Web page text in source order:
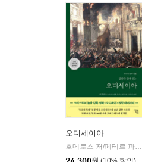
오디세이아
호메로스 저/페테르 파울 루벤스 그림/박문재 역